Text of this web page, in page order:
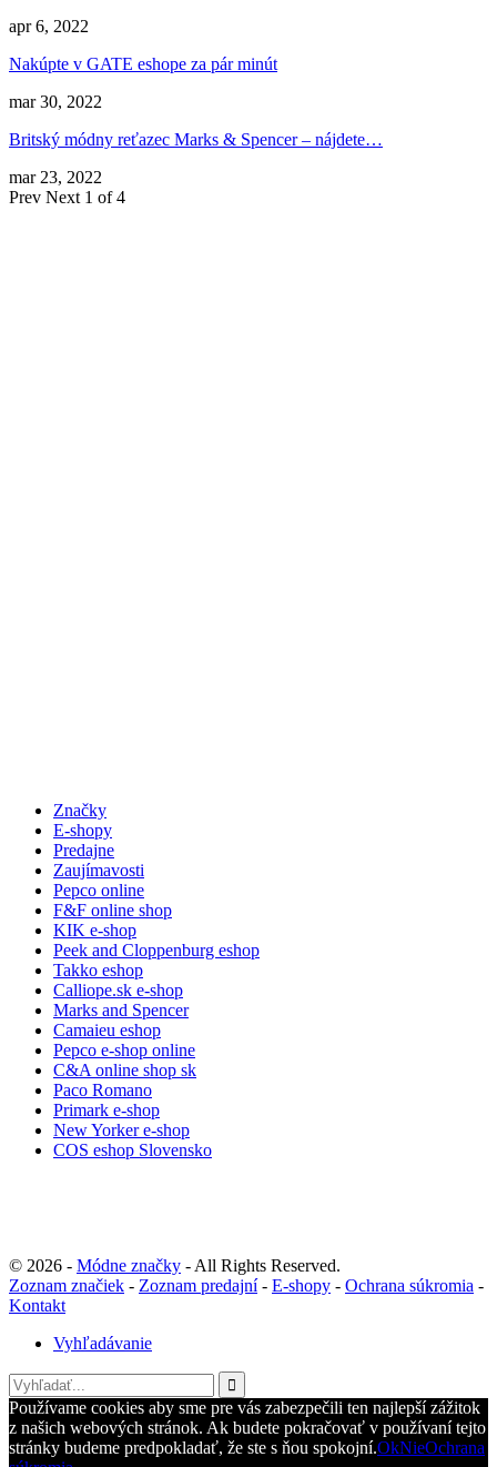
apr 6, 2022
Nakúpte v GATE eshope za pár minút
mar 30, 2022
Britský módny reťazec Marks & Spencer – nájdete…
mar 23, 2022
Prev Next 1 of 4
Značky
E-shopy
Predajne
Zaujímavosti
Pepco online
F&F online shop
KIK e-shop
Peek and Cloppenburg eshop
Takko eshop
Calliope.sk e-shop
Marks and Spencer
Camaieu eshop
Pepco e-shop online
C&A online shop sk
Paco Romano
Primark e-shop
New Yorker e-shop
COS eshop Slovensko
© 2026 - Módne značky - All Rights Reserved.
Zoznam značiek - Zoznam predajní- E-shopy - Ochrana súkromia -
Kontakt
Vyhľadávanie
Používame cookies aby sme pre vás zabezpečili ten najlepší zážitok
z našich webových stránok. Ak budete pokračovať v používaní tejto
stránky budeme predpokladať, že ste s ňou spokojní.OkNieOchrana